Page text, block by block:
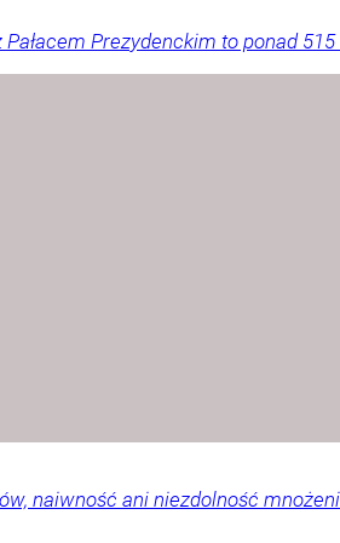
Prezydenckim to ponad 515
naiwność ani niezdolność